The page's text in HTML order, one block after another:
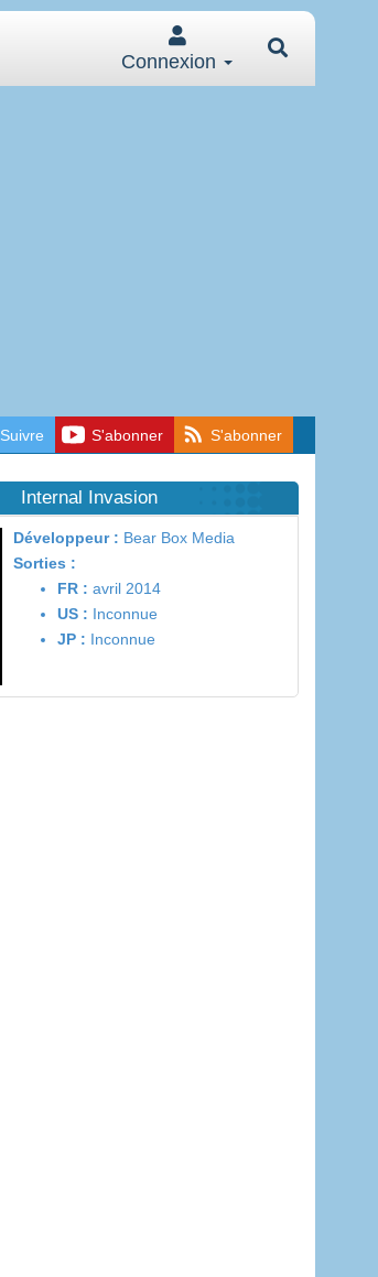
Connexion
Suivre S'abonner S'abonner
Internal Invasion
Développeur : Bear Box Media
Sorties :
FR : avril 2014
US : Inconnue
JP : Inconnue